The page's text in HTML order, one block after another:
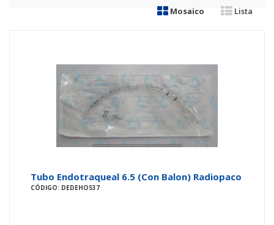
Mosaico Lista
Tubo Endotraqueal 6.5 (Con Balon) Radiopaco
CÓDIGO: DEDEHO537